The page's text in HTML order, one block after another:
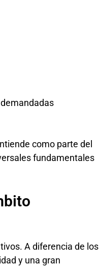
como parte del
fundamentales
A diferencia de los
y una gran